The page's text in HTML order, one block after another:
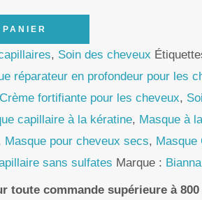
, Soin des cheveux
réparateur en profondeur pour les
Crème fortifiante pour les cheveux,
capillaire à la kératine, Masque à
Masque pour cheveux secs, Masque
sans sulfates Marque : Bianna
toute commande supérieure à 800